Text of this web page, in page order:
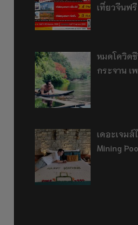
เที่ยวจีนฟ
หมดโควิด
กระจาน เ
เดอะเจม
Mining